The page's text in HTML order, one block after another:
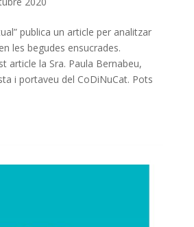
publica un article per analitzar
les begudes ensucrades.
article la Sra. Paula Bernabeu,
i portaveu del CoDiNuCat. Pots